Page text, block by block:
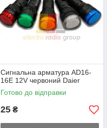
Сигнальна арматура AD16-
16Е 12V червоний Daier
Готово до відправки
25 ₴